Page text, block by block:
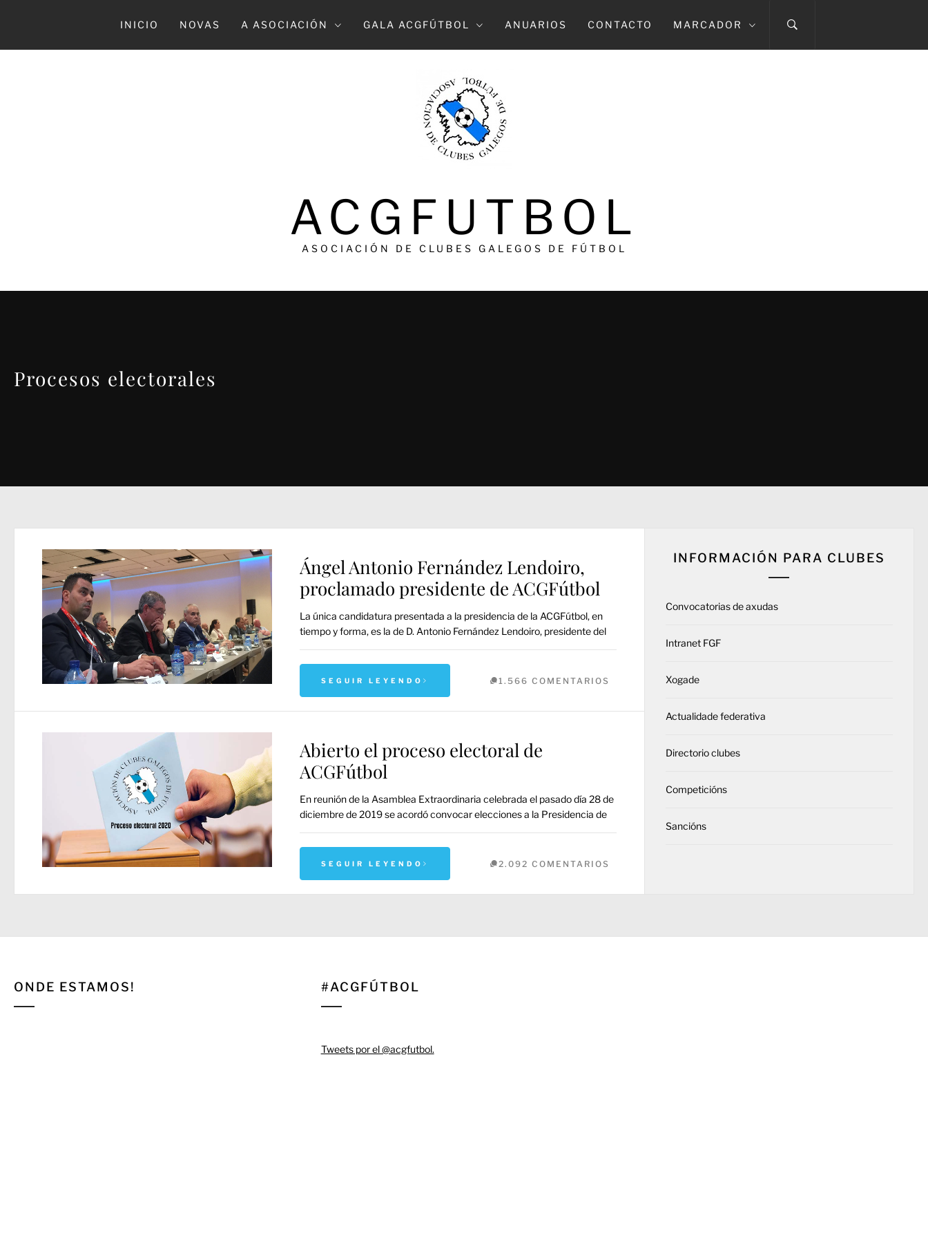
INICIO NOVAS A ASOCIACIÓN GALA ACGFÚTBOL ANUARIOS CONTACTO MARCADOR
ACGFUTBOL
ASOCIACIÓN DE CLUBES GALEGOS DE FÚTBOL
Procesos electorales
Ángel Antonio Fernández Lendoiro,
proclamado presidente de ACGFútbol
La única candidatura presentada a la presidencia de la ACGFútbol, en
tiempo y forma, es la de D. Antonio Fernández Lendoiro, presidente del
SEGUIR LEYENDO 1.566 COMENTARIOS
Abierto el proceso electoral de
ACGFútbol
En reunión de la Asamblea Extraordinaria celebrada el pasado día 28 de
diciembre de 2019 se acordó convocar elecciones a la Presidencia de
SEGUIR LEYENDO 2.092 COMENTARIOS
INFORMACIÓN PARA CLUBES
Convocatorias de axudas
Intranet FGF
Xogade
Actualidade federativa
Directorio clubes
Competicións
Sancións
ONDE ESTAMOS! #ACGFÚTBOL
Tweets por el @acgfutbol.